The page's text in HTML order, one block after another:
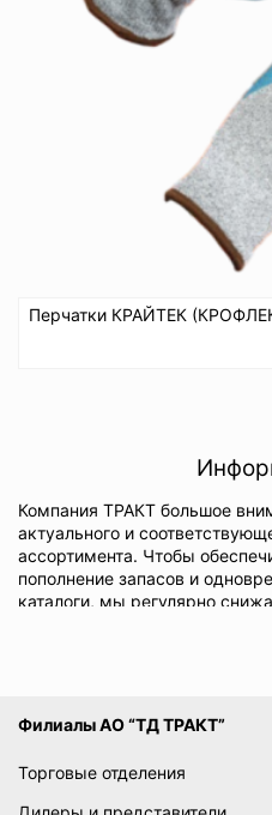
Перчатки КРАЙТЕК
Компания ТРАКТ большое
актуального и
ассортимента. Чтобы
пополнение запасов и
каталоги, мы регулярно
позиции. Поэтому
Снижение стоимости
сезонности, так для продажи
количество оставшихся
учетом данной информации.
Филиалы АО “ТД ТРАКТ”
Торговые отделения